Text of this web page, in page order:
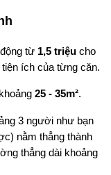
từ 1,5 triệu cho
ích của từng căn.
25 - 35m².
3 người như bạn
nằm thẳng thành
thẳng dài khoảng